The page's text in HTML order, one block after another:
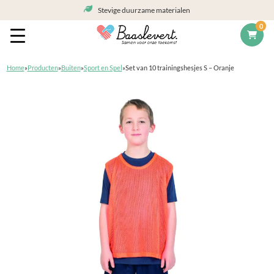
0
Stevige duurzame materialen
Home»Producten»Buiten»Sport en Spel»Set van 10 trainingshesjes S – Oranje